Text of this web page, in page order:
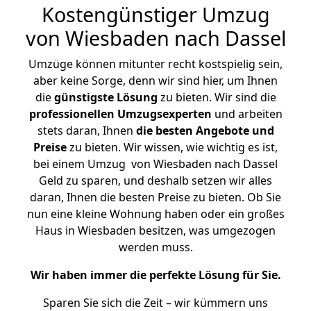
Kostengünstiger Umzug
von Wiesbaden nach Dassel
Umzüge können mitunter recht kostspielig sein,
aber keine Sorge, denn wir sind hier, um Ihnen
diegünstigste Lösung zu bieten. Wir sind die
professionellen Umzugsexperten und arbeiten
stets daran, Ihnen die besten Angebote und
Preisezu bieten. Wir wissen, wie wichtig es ist,
bei einem Umzug von Wiesbaden nach Dassel
Geld zu sparen, und deshalb setzen wir alles
daran, Ihnen die besten Preise zu bieten. Ob Sie
nun eine kleine Wohnung haben oder ein großes
Haus in Wiesbaden besitzen, was umgezogen
werden muss.
Wir haben immer die perfekte Lösung für Sie.
Sparen Sie sich die Zeit – wir kümmern uns